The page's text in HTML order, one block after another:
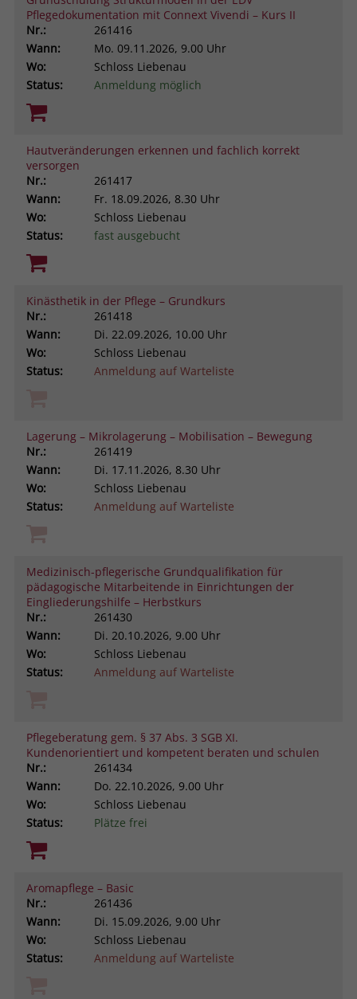
Pflegedokumentation mit Connext Vivendi – Kurs II
Nr.:
261416
Wann:
Mo. 09.11.2026, 9.00 Uhr
Wo:
Schloss Liebenau
Status:
Anmeldung möglich
Hautveränderungen erkennen und fachlich korrekt
versorgen
Nr.:
261417
Wann:
Fr. 18.09.2026, 8.30 Uhr
Wo:
Schloss Liebenau
Status:
fast ausgebucht
Kinästhetik in der Pflege – Grundkurs
Nr.:
261418
Wann:
Di. 22.09.2026, 10.00 Uhr
Wo:
Schloss Liebenau
Status:
Anmeldung auf Warteliste
Lagerung – Mikrolagerung – Mobilisation – Bewegung
Nr.:
261419
Wann:
Di. 17.11.2026, 8.30 Uhr
Wo:
Schloss Liebenau
Status:
Anmeldung auf Warteliste
Medizinisch-pflegerische Grundqualifikation für
pädagogische Mitarbeitende in Einrichtungen der
Eingliederungshilfe – Herbstkurs
Nr.:
261430
Wann:
Di. 20.10.2026, 9.00 Uhr
Wo:
Schloss Liebenau
Status:
Anmeldung auf Warteliste
Pflegeberatung gem. § 37 Abs. 3 SGB XI.
Kundenorientiert und kompetent beraten und schulen
Nr.:
261434
Wann:
Do. 22.10.2026, 9.00 Uhr
Wo:
Schloss Liebenau
Status:
Plätze frei
Aromapflege – Basic
Nr.:
261436
Wann:
Di. 15.09.2026, 9.00 Uhr
Wo:
Schloss Liebenau
Status:
Anmeldung auf Warteliste